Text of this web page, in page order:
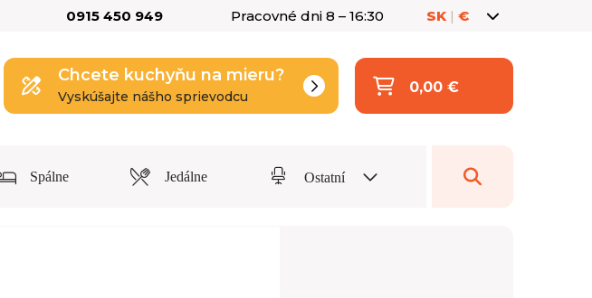
0915 450 949 Pracovné dni 8 – 16:30 SK | €
Chcete kuchyňu na mieru?
Vyskúšajte nášho sprievodcu
0,00 €
Spálne Jedálne Ostatní